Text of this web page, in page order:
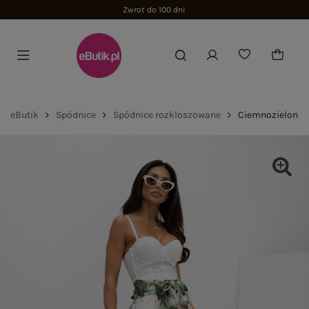
Zwrot do 100 dni
eButik Spódnice Spódnice rozkloszowane Ciemnozielona